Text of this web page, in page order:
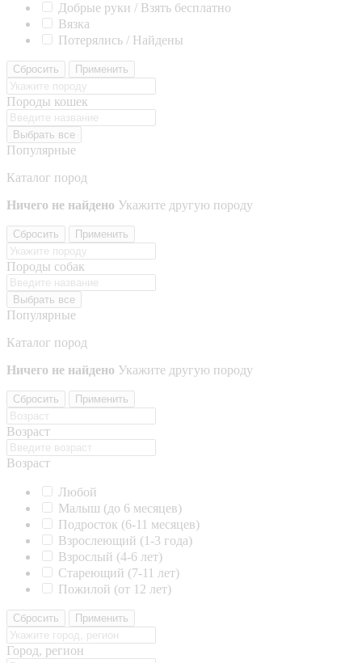
Добрые руки / Взять бесплатно
Вязка
Потерялись / Найдены
Сбросить Применить
Породы кошек
Выбрать все
Популярные
Каталог пород
Ничего не найдено Укажите другую породу
Сбросить Применить
Породы собак
Выбрать все
Популярные
Каталог пород
Ничего не найдено Укажите другую породу
Сбросить Применить
Возраст
Возраст
Любой
Малыш (до 6 месяцев)
Подросток (6-11 месяцев)
Взрослеющий (1-3 года)
Взрослый (4-6 лет)
Стареющий (7-11 лет)
Пожилой (от 12 лет)
Сбросить Применить
Город, регион